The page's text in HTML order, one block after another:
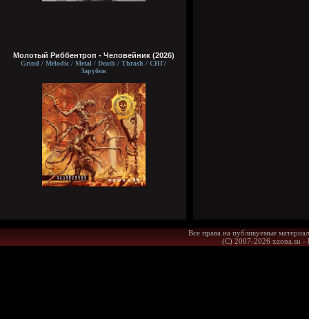
Молотый Риббентроп - Человейник (2026)
Grind / Melodic / Metal / Death / Thrash / СНГ/
Зарубеж
Все права на публикуемые
(С) 2007-2026 xzona.su -